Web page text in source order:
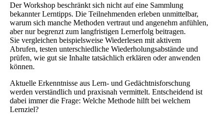
Der Workshop beschränkt sich nicht auf eine Sammlung
bekannter Lerntipps. Die Teilnehmenden erleben unmittelbar,
warum sich manche Methoden vertraut und angenehm anfühlen,
aber nur begrenzt zum langfristigen Lernerfolg beitragen.
Sie vergleichen beispielsweise Wiederlesen mit aktivem
Abrufen, testen unterschiedliche Wiederholungsabstände und
prüfen, wie gut sie Inhalte tatsächlich erklären oder anwenden
können.
Aktuelle Erkenntnisse aus Lern- und Gedächtnisforschung
werden verständlich und praxisnah vermittelt. Entscheidend ist
dabei immer die Frage: Welche Methode hilft bei welchem
Lernziel?